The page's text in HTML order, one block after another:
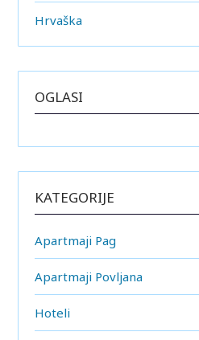
Hrvaška
OGLASI
KATEGORIJE
Apartmaji Pag
Apartmaji Povljana
Hoteli